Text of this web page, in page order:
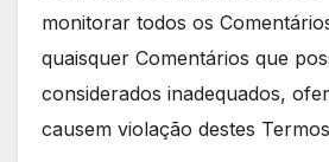
monitorar todos os
quaisquer Comentários que
considerados inadequados,
causem violação destes